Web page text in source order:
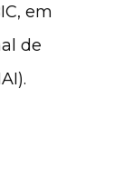
em
de